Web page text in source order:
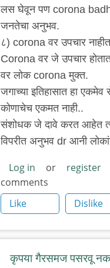
लस घेवून पण corona
जनतेचा अनुभव.
८) corona वर उपचार
Corona वर जे उपचार
वर लोक corona मुक्त.
जगाच्या इतिहासात हा एकमेव
कोणाचेच एकमत नाही..
संशोधक जे दावे करत आहेत
विपरीत अनुभव dr आनी
Log in or register
comments
Like
Dislike
कृपया गैरसमज पसरवू